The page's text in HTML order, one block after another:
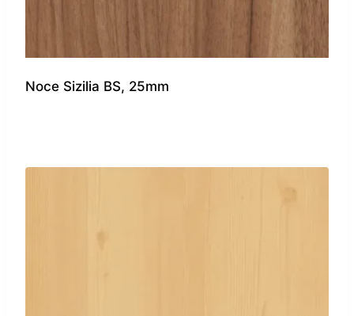
Noce Sizilia BS, 25mm